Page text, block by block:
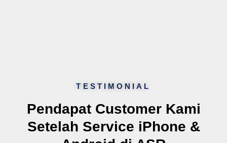
TESTIMONIAL
Pendapat Customer Kami
Setelah Service iPhone &